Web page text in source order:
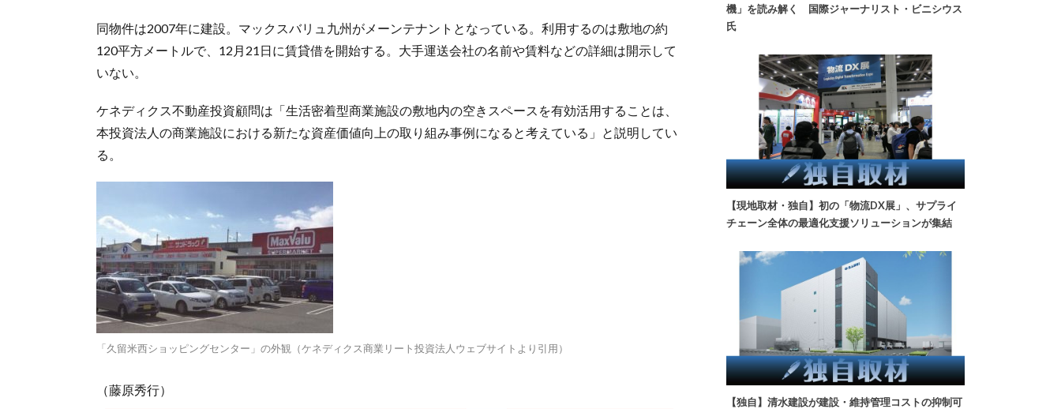
同物件は2007年に建設。マックスバリュ九州がメーンテナントとなっている。利用するのは敷地の約
120平方メートルで、12月21日に賃貸借を開始する。大手運送会社の名前や賃料などの詳細は開示して
いない。
ケネディクス不動産投資顧問は「生活密着型商業施設の敷地内の空きスペースを有効活用することは、
本投資法人の商業施設における新たな資産価値向上の取り組み事例になると考えている」と説明してい
る。
「久留米西ショッピングセンター」の外観（ケネディクス商業リート投資法人ウェブサイトより引用）
（藤原秀行）
機」を読み解く 国際ジャーナリスト・ビニシウス
氏
【現地取材・独自】初の「物流DX展」、サプライ
チェーン全体の最適化支援ソリューションが集結
【独自】清水建設が建設・維持管理コストの抑制可